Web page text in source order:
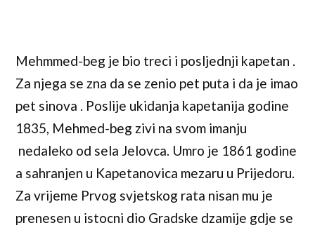
Mehmmed-beg je bio treci i posljednji kapetan .
Za njega se zna da se zenio pet puta i da je imao
pet sinova . Poslije ukidanja kapetanija godine
1835, Mehmed-beg zivi na svom imanju
nedaleko od sela Jelovca. Umro je 1861 godine
a sahranjen u Kapetanovica mezaru u Prijedoru.
Za vrijeme Prvog svjetskog rata nisan mu je
prenesen u istocni dio Gradske dzamije gdje se